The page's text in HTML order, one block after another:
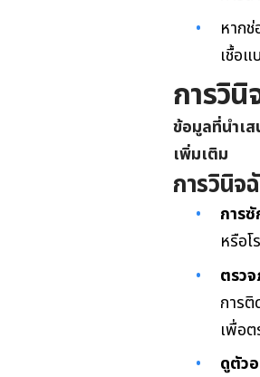
หาก
เชื้อ
การวินิ
ข้อมูลที่นำเ
เพิ่มเติม
การวินิจ
การ
หรือ
ตรว
การ
เพื่อ
ดูตัว